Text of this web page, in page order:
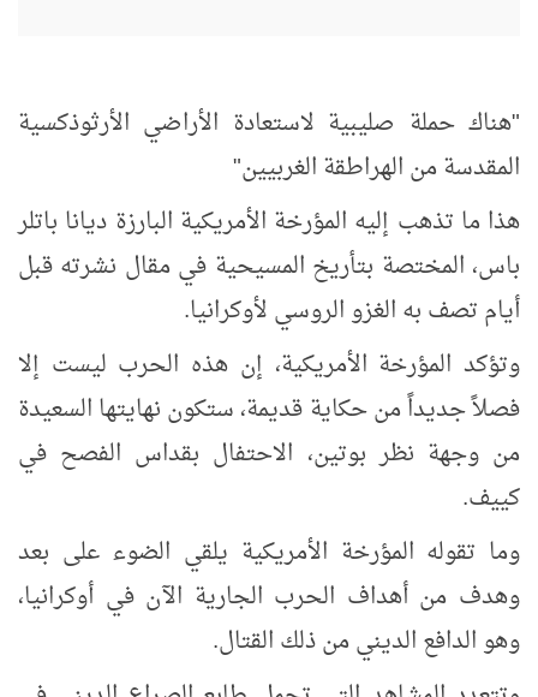
"هناك حملة صليبية لاستعادة الأراضي الأرثوذكسية
المقدسة من الهراطقة الغربيين"
هذا ما تذهب إليه المؤرخة الأمريكية البارزة ديانا باتلر
باس، المختصة بتأريخ المسيحية في مقال نشرته قبل
أيام تصف به الغزو الروسي لأوكرانيا.
وتؤكد المؤرخة الأمريكية، إن هذه الحرب ليست إلا
فصلاً جديداً من حكاية قديمة، ستكون نهايتها السعيدة
من وجهة نظر بوتين، الاحتفال بقداس الفصح في
كييف.
وما تقوله المؤرخة الأمريكية يلقي الضوء على بعد
وهدف من أهداف الحرب الجارية الآن في أوكرانيا،
وهو الدافع الديني من ذلك القتال.